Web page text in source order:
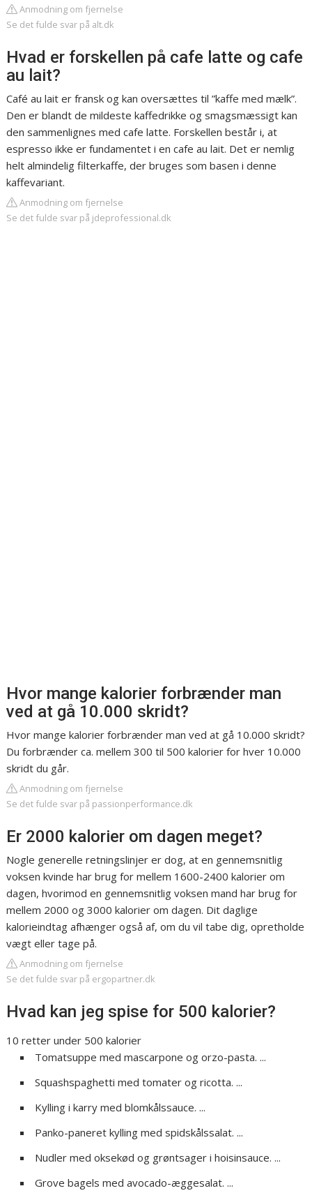
Anmodning om fjernelse
Se det fulde svar på alt.dk
Hvad er forskellen på cafe latte og cafe
au lait?
Café au lait er fransk og kan oversættes til ”kaffe med mælk”.
Den er blandt de mildeste kaffedrikke og smagsmæssigt kan
den sammenlignes med cafe latte. Forskellen består i, at
espresso ikke er fundamentet i en cafe au lait. Det er nemlig
helt almindelig filterkaffe, der bruges som basen i denne
kaffevariant.
Anmodning om fjernelse
Se det fulde svar på jdeprofessional.dk
Hvor mange kalorier forbrænder man
ved at gå 10.000 skridt?
Hvor mange kalorier forbrænder man ved at gå 10.000 skridt?
Du forbrænder ca. mellem 300 til 500 kalorier for hver 10.000
skridt du går.
Anmodning om fjernelse
Se det fulde svar på passionperformance.dk
Er 2000 kalorier om dagen meget?
Nogle generelle retningslinjer er dog, at en gennemsnitlig
voksen kvinde har brug for mellem 1600-2400 kalorier om
dagen, hvorimod en gennemsnitlig voksen mand har brug for
mellem 2000 og 3000 kalorier om dagen. Dit daglige
kalorieindtag afhænger også af, om du vil tabe dig, opretholde
vægt eller tage på.
Anmodning om fjernelse
Se det fulde svar på ergopartner.dk
Hvad kan jeg spise for 500 kalorier?
10 retter under 500 kalorier
Tomatsuppe med mascarpone og orzo-pasta. ...
Squashspaghetti med tomater og ricotta. ...
Kylling i karry med blomkålssauce. ...
Panko-paneret kylling med spidskålssalat. ...
Nudler med oksekød og grøntsager i hoisinsauce. ...
Grove bagels med avocado-æggesalat. ...